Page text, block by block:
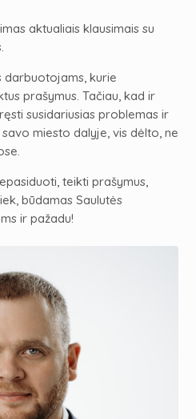
aktualiais klausimais su
darbuotojams, kurie
prašymus. Tačiau, kad ir
susidariusias problemas ir
miesto dalyje, vis dėlto, ne
teikti prašymus,
būdamas Saulutės
ir pažadu!